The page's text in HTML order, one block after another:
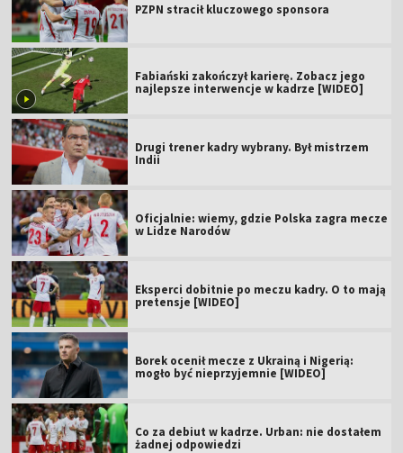
PZPN stracił kluczowego sponsora
Fabiański zakończył karierę. Zobacz jego
najlepsze interwencje w kadrze [WIDEO]
Drugi trener kadry wybrany. Był mistrzem
Indii
Oficjalnie: wiemy, gdzie Polska zagra mecze
w Lidze Narodów
Eksperci dobitnie po meczu kadry. O to mają
pretensje [WIDEO]
Borek ocenił mecze z Ukrainą i Nigerią:
mogło być nieprzyjemnie [WIDEO]
Co za debiut w kadrze. Urban: nie dostałem
żadnej odpowiedzi